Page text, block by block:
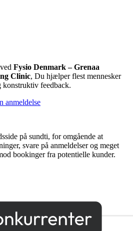
Fysio Denmark – Grenaa
Clinic, Du hjælper flest mennesker
feedback.
anmeldelse
på sundti, for omgående at
svare på anmeldelser og meget
bookinger fra potentielle kunder.